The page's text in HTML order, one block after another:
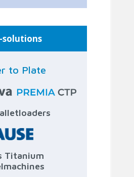
solutions
to Plate
Titanium